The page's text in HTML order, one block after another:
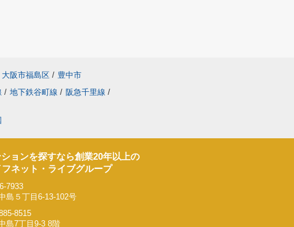
大阪市福島区 / 豊中市
/ 地下鉄谷町線 / 阪急千里線 /
ョンを探すなら創業20年以上の
ネット・ライブグループ
7933
島５丁目6-13-102号
8515
島7丁目9-3 8階